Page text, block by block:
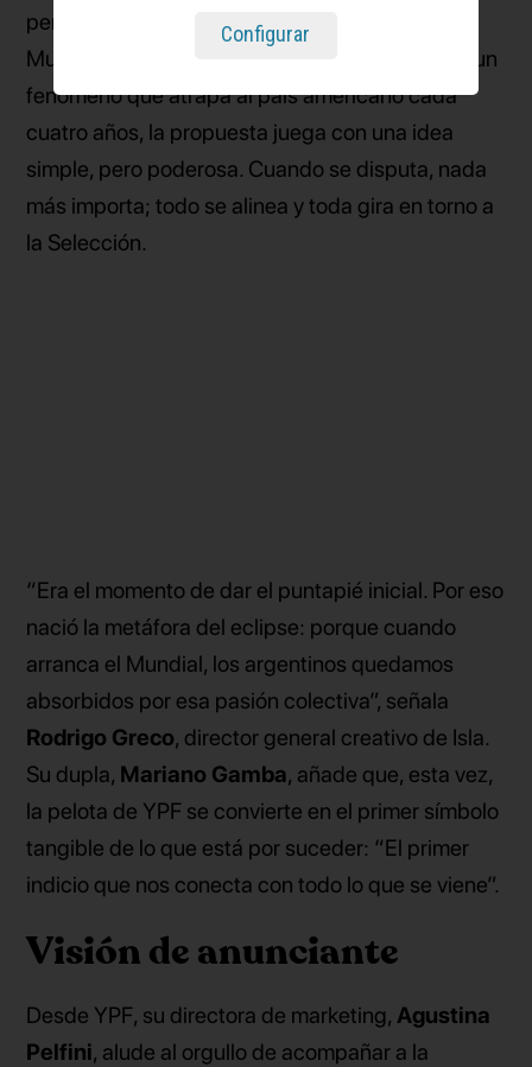
pensada para poner rumbo hacia el próximo
Mundial. Inspirada en que esta competición es un
fenómeno que atrapa al país americano cada
cuatro años, la propuesta juega con una idea
simple, pero poderosa. Cuando se disputa, nada
más importa; todo se alinea y toda gira en torno a
la Selección.
“Era el momento de dar el puntapié inicial. Por eso
nació la metáfora del eclipse: porque cuando
arranca el Mundial, los argentinos quedamos
absorbidos por esa pasión colectiva”, señala
Rodrigo Greco, director general creativo de Isla.
Su dupla, Mariano Gamba, añade que, esta vez,
la pelota de YPF se convierte en el primer símbolo
tangible de lo que está por suceder: “El primer
indicio que nos conecta con todo lo que se viene”.
Visión de anunciante
Desde YPF, su directora de marketing,Agustina
Pelfini, alude al orgullo de acompañar a la
Configurar